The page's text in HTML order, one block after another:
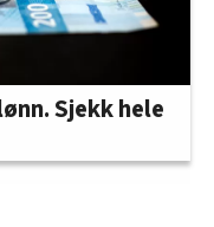
Sjekk hele